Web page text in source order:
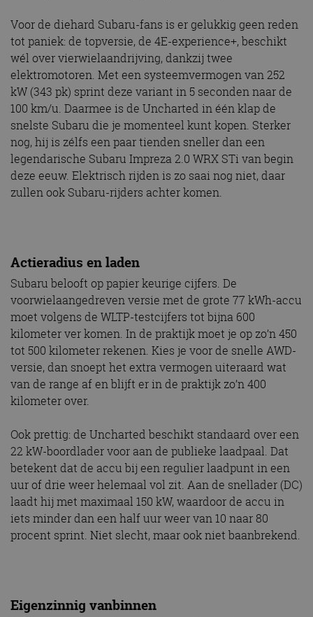
Voor de diehard Subaru-fans is er gelukkig geen reden
tot paniek: de topversie, de 4E-experience+, beschikt
wél over vierwielaandrijving, dankzij twee
elektromotoren. Met een systeemvermogen van 252
kW (343 pk) sprint deze variant in 5 seconden naar de
100 km/u. Daarmee is de Uncharted in één klap de
snelste Subaru die je momenteel kunt kopen. Sterker
nog, hij is zélfs een paar tienden sneller dan een
legendarische Subaru Impreza 2.0 WRX STi van begin
deze eeuw. Elektrisch rijden is zo saai nog niet, daar
zullen ook Subaru-rijders achter komen.
Actieradius en laden
Subaru belooft op papier keurige cijfers. De
voorwielaangedreven versie met de grote 77 kWh-accu
moet volgens de WLTP-testcijfers tot bijna 600
kilometer ver komen. In de praktijk moet je op zo’n 450
tot 500 kilometer rekenen. Kies je voor de snelle AWD-
versie, dan snoept het extra vermogen uiteraard wat
van de range af en blijft er in de praktijk zo’n 400
kilometer over.
Ook prettig: de Uncharted beschikt standaard over een
22 kW-boordlader voor aan de publieke laadpaal. Dat
betekent dat de accu bij een regulier laadpunt in een
uur of drie weer helemaal vol zit. Aan de snellader (DC)
laadt hij met maximaal 150 kW, waardoor de accu in
iets minder dan een half uur weer van 10 naar 80
procent sprint. Niet slecht, maar ook niet baanbrekend.
Eigenzinnig vanbinnen